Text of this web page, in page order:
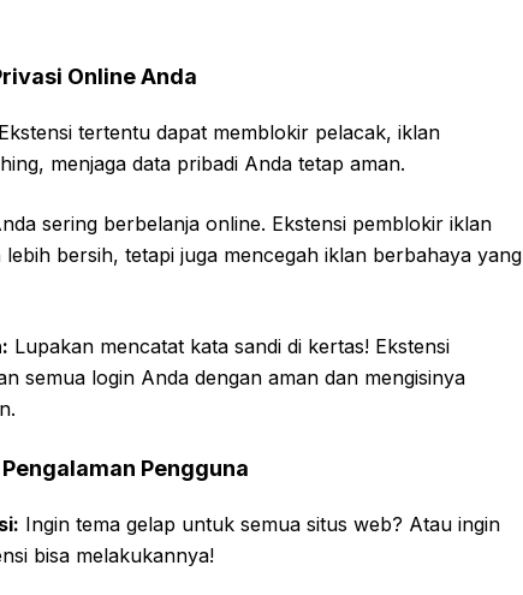
Online Anda
Ekstensi tertentu dapat memblokir pelacak, iklan
menjaga data pribadi Anda tetap aman.
sering berbelanja online. Ekstensi pemblokir iklan
bersih, tetapi juga mencegah iklan berbahaya yang
Lupakan mencatat kata sandi di kertas! Ekstensi
semua login Anda dengan aman dan mengisinya
Pengguna
Ingin tema gelap untuk semua situs web? Atau ingin
bisa melakukannya!